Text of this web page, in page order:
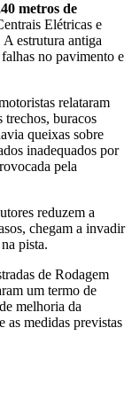
metros de
Elétricas e
A estrutura antiga
no pavimento e
relataram
trechos, buracos
queixas sobre
inadequados por
pela
reduzem a
chegam a invadir
pista.
de Rodagem
um termo de
melhoria da
as medidas previstas